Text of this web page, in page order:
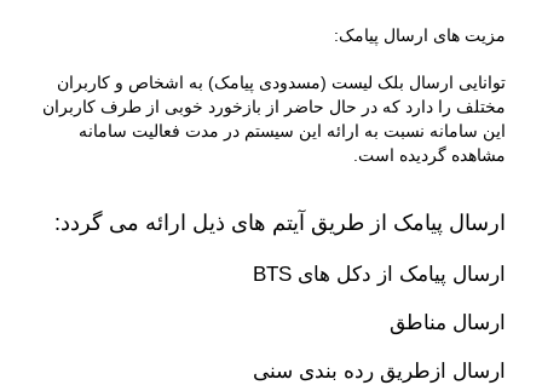
مزیت های ارسال پیامک:
توانایی ارسال بلک لیست (مسدودی پیامک) به اشخاص و کاربران
مختلف را دارد که در حال حاضر از بازخورد خوبی از طرف کاربران
این سامانه نسبت به ارائه این سیستم در مدت فعالیت سامانه
مشاهده گردیده است.
ارسال پیامک از طریق آیتم های ذیل ارائه می گردد:
ارسال پیامک از دکل های BTS
ارسال مناطق
ارسال ازطریق رده بندی سنی